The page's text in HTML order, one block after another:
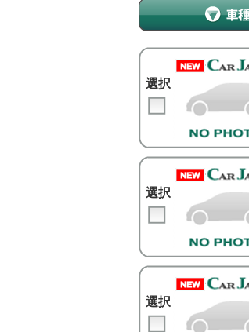
選択
選択
選択